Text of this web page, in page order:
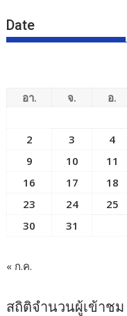
Date
อา. จ. อ.
2
3 4
9
10 11
16
17 18
23
24 25
30
31
« ก.ค.
สถิติจำนวนผู้เข้าชม